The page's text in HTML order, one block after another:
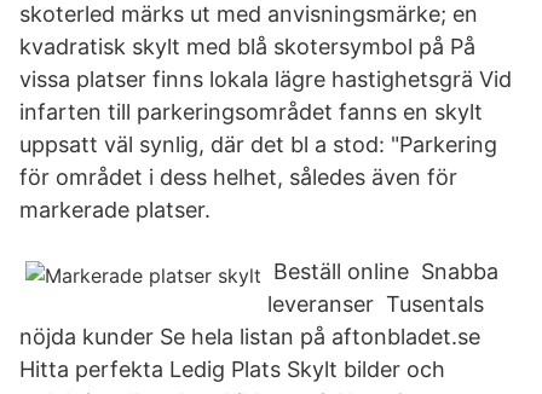
skoterled märks ut med anvisningsmärke; en
kvadratisk skylt med blå skotersymbol på På
vissa platser finns lokala lägre hastighetsgrä Vid
infarten till parkeringsområdet fanns en skylt
uppsatt väl synlig, där det bl a stod: "Parkering
för området i dess helhet, således även för
markerade platser.
️ Beställ online ️ Snabba
leveranser ️ Tusentals
nöjda kunder Se hela listan på aftonbladet.se
Hitta perfekta Ledig Plats Skylt bilder och